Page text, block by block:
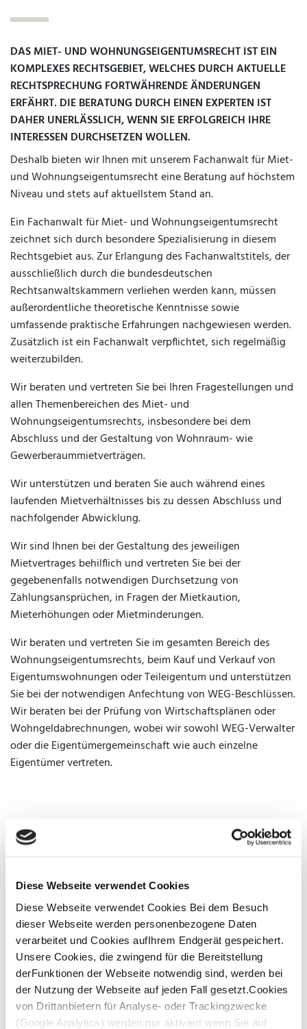
Diese Webseite verwendet Cookies
Diese Webseite verwendet Cookies Bei dem Besuch
dieser Webseite werden personenbezogene Daten
verarbeitet und Cookies aufIhrem Endgerät gespeichert.
Unsere Cookies, die zwingend für die Bereitstellung
derFunktionen der Webseite notwendig sind, werden bei
der Nutzung der Webseite auf jeden Fall gesetzt.Cookies
von Drittanbietern für Analyse- oder Trackingzwecke
(Google Analytics) werden nur aktiviert,wenn Sie auf
DAS MIET- UND WOHNUNGSEIGENTUMSRECHT IST EIN
KOMPLEXES RECHTSGEBIET, WELCHES DURCH AKTUELLE
RECHTSPRECHUNG FORTWÄHRENDE ÄNDERUNGEN
ERFÄHRT. DIE BERATUNG DURCH EINEN EXPERTEN IST
DAHER UNERLÄSSLICH, WENN SIE ERFOLGREICH IHRE
INTERESSEN DURCHSETZEN WOLLEN.
Deshalb bieten wir Ihnen mit unserem Fachanwalt für Miet-
und Wohnungseigentumsrecht eine Beratung auf höchstem
Niveau und stets auf aktuellstem Stand an.
Ein Fachanwalt für Miet- und Wohnungseigentumsrecht
zeichnet sich durch besondere Spezialisierung in diesem
Rechtsgebiet aus. Zur Erlangung des Fachanwaltstitels, der
ausschließlich durch die bundesdeutschen
Rechtsanwaltskammern verliehen werden kann, müssen
außerordentliche theoretische Kenntnisse sowie
umfassende praktische Erfahrungen nachgewiesen werden.
Zusätzlich ist ein Fachanwalt verpflichtet, sich regelmäßig
weiterzubilden.
Wir beraten und vertreten Sie bei Ihren Fragestellungen und
allen Themenbereichen des Miet- und
Wohnungseigentumsrechts, insbesondere bei dem
Abschluss und der Gestaltung von Wohnraum- wie
Gewerberaummietverträgen.
Wir unterstützen und beraten Sie auch während eines
laufenden Mietverhältnisses bis zu dessen Abschluss und
nachfolgender Abwicklung.
Wir sind Ihnen bei der Gestaltung des jeweiligen
Mietvertrages behilflich und vertreten Sie bei der
gegebenenfalls notwendigen Durchsetzung von
Zahlungsansprüchen, in Fragen der Mietkaution,
Mieterhöhungen oder Mietminderungen.
Wir beraten und vertreten Sie im gesamten Bereich des
Wohnungseigentumsrechts, beim Kauf und Verkauf von
Eigentumswohnungen oder Teileigentum und unterstützen
Sie bei der notwendigen Anfechtung von WEG-Beschlüssen.
Wir beraten bei der Prüfung von Wirtschaftsplänen oder
Wohngeldabrechnungen, wobei wir sowohl WEG-Verwalter
oder die Eigentümergemeinschaft wie auch einzelne
Eigentümer vertreten.
ÄNDERUNGEN IM MIET- UND
PACHTRECHT,
KÜNDIGUNGSSCHUTZ
Im Zuge der behördlichen Maßnahmen gegen
die Ausbreitung des Corona-Virus erleiden vor
allem Unternehmen, die nicht als
systemrelevant geltend, erhebliche finanzielle